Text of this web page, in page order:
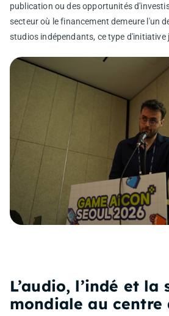
publication ou des opportunités
secteur où le financement demeure l'un
studios indépendants, ce type d'initiative
L’audio, l’indé et la
mondiale au centre